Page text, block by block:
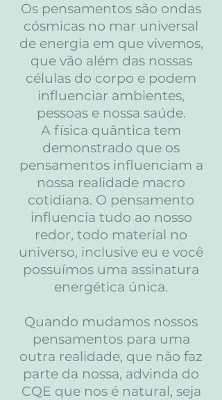
Os pensamentos são ondas
cósmicas no mar universal
de energia em que vivemos,
que vão além das nossas
células do corpo e podem
influenciar ambientes,
pessoas e nossa saúde.
A física quântica tem
demonstrado que os
pensamentos influenciam a
nossa realidade macro
cotidiana. O pensamento
influencia tudo ao nosso
redor, todo material no
universo, inclusive eu e você
possuímos uma assinatura
energética única.
Quando mudamos nossos
pensamentos para uma
outra realidade, que não faz
parte da nossa, advinda do
CQE que nos é natural, seja